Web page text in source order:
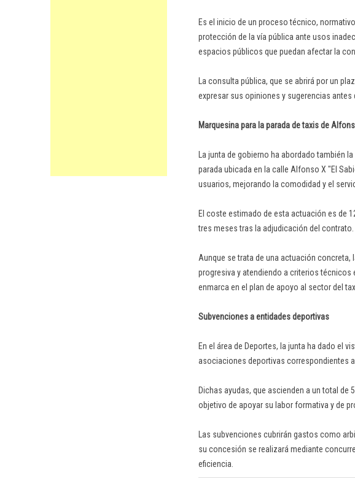
Es el inicio de un proceso técnico,
protección de la vía pública ante usos
espacios públicos que puedan afectar la
La consulta pública, que se abrirá por un
expresar sus opiniones y sugerencias
Marquesina para la parada de taxis de
La junta de gobierno ha abordado también
parada ubicada en la calle Alfonso X "El
usuarios, mejorando la comodidad y el
El coste estimado de esta actuación es de
tres meses tras la adjudicación del contrato.
Aunque se trata de una actuación
progresiva y atendiendo a criterios
enmarca en el plan de apoyo al sector del
Subvenciones a entidades deportivas
En el área de Deportes, la junta ha dado el
asociaciones deportivas correspondientes
Dichas ayudas, que ascienden a un total de
objetivo de apoyar su labor formativa y de
Las subvenciones cubrirán gastos como
su concesión se realizará mediante
eficiencia.